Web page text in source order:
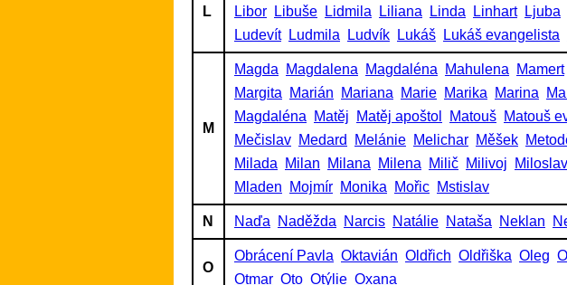
L
Libor
Libuše Lidmila Liliana Linda Linhart Ljuba
Ludevít
Ludmila Ludvík Lukáš Lukáš evangelista
M
Magda Magdalena Magdaléna Mahulena Mamert
Margita
Marián Mariana Marie Marika Marina
Magdaléna
Matěj Matěj apoštol Matouš Matouš
Mečislav Medard Melánie Melichar Měšek
Milada
Milan Milana Milena Milič Milivoj Miloslav
Mladen
Mojmír Monika Mořic Mstislav
N Naďa Naděžda Narcis Natálie Nataša Neklan
O
Obrácení Pavla Oktavián Oldřich Oldřiška Oleg
Otmar Oto Otýlie Oxana